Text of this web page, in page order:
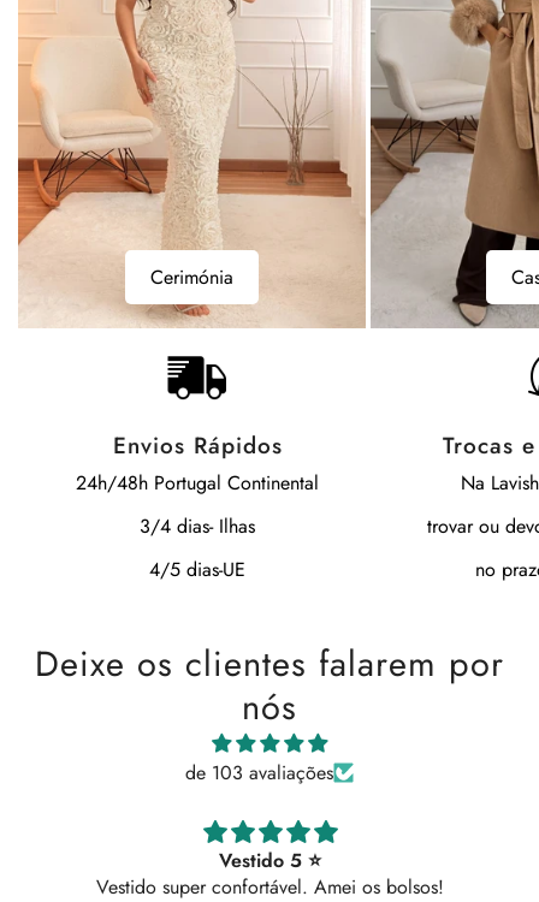
Casacos Casacos Bodys
Envios Rápidos
24h/48h Portugal Continental
3/4 dias- Ilhas
4/5 dias-UE
Trocas
Na
trovar ou
no
Deixe os clientes falarem por
nós
de 103 avaliações
Vestido 5 ⭐
Vestido super confortável. Amei os bolsos!